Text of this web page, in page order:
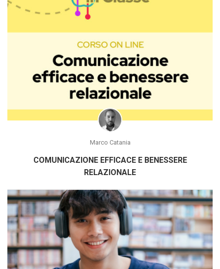
Marco Catania
COMUNICAZIONE EFFICACE E BENESSERE
RELAZIONALE